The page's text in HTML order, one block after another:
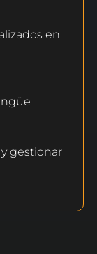
en
gestionar